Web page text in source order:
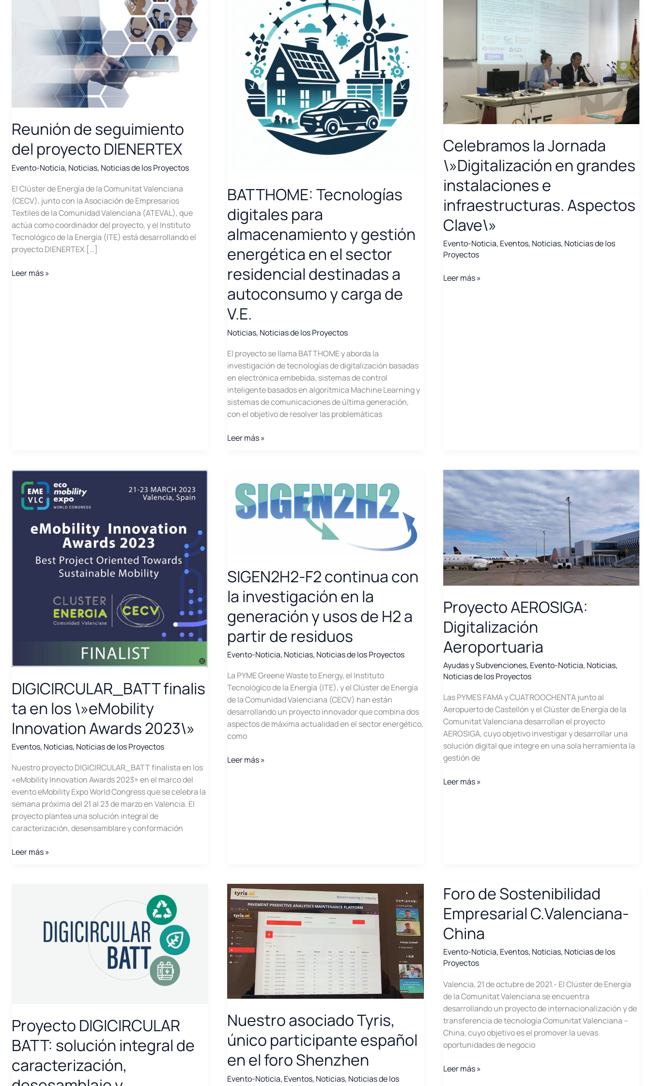
Reunión de seguimiento
del proyecto DIENERTEX
Evento-Noticia, Noticias, Noticias de los Proyectos
El Clúster de Energía de la Comunitat Valenciana
(CECV), junto con la Asociación de Empresarios
Textiles de la Comunidad Valenciana (ATEVAL), que
actúa como coordinador del proyecto, y el Instituto
Tecnológico de la Energía (ITE) está desarrollando el
proyecto DIENERTEX […]
Reunión
Leer más »
BATTHOME: Tecnologías
digitales para
almacenamiento y gestión
energética en el sector
residencial destinadas a
autoconsumo y carga de
V.E.
Noticias, Noticias de los Proyectos
El proyecto se llama BATTHOME y aborda la
investigación de tecnologías de digitalización basadas
en electrónica embebida, sistemas de control
inteligente basados en algorítmica Machine Learning y
sistemas de comunicaciones de última generación,
con el objetivo de resolver las problemáticas
BATTHOME:
almacenamiento
gestión
energética
residencial
destinadas
y
carga
de
V.E.
Leer más »
Celebramos la Jornada
\»Digitalización en grandes
instalaciones e
infraestructuras. Aspectos
Clave\»
Evento-Noticia, Eventos, Noticias, Noticias de los
Proyectos
Celebramos
Leer más »
DIGICIRCULAR_BATT finalis
ta en los \»eMobility
Innovation Awards 2023\»
Eventos, Noticias, Noticias de los Proyectos
Nuestro proyecto DIGICIRCULAR_BATT finalista en los
«eMobility Innovation Awards 2023» en el marco del
evento eMobility Expo World Congress que se celebra la
semana próxima del 21 al 23 de marzo en Valencia. El
proyecto plantea una solución integral de
caracterización, desensamblare y conformación
DIGICIRCULAR_BATT finalista
Leer más »
SIGEN2H2-F2 continua con
la investigación en la
generación y usos de H2 a
partir de residuos
Evento-Noticia, Noticias, Noticias de los Proyectos
La PYME Greene Waste to Energy, el Instituto
Tecnológico de la Energía (ITE), y el Clúster de Energía
de la Comunidad Valenciana (CECV) han están
desarrollando un proyecto innovador que combina dos
aspectos de máxima actualidad en el sector energético,
como
SIGEN2H2-
de
a
partir
de
residuos
Leer más »
Proyecto AEROSIGA:
Digitalización
Aeroportuaria
Ayudas y Subvenciones, Evento-Noticia, Noticias,
Noticias de los Proyectos
Las PYMES FAMA y CUATROOCHENTA junto al
Aeropuerto de Castellón y el Clúster de Energía de la
Comunitat Valenciana desarrollan el proyecto
AEROSIGA, cuyo objetivo investigar y desarrollar una
solución digital que integre en una sola herramienta la
gestión de
Proyecto
Leer más »
Proyecto DIGICIRCULAR
BATT: solución integral de
caracterización,
Nuestro asociado Tyris,
único participante español
en el foro Shenzhen
Evento-Noticia, Eventos, Noticias, Noticias de los
Foro de Sostenibilidad
Empresarial C.Valenciana-
China
Evento-Noticia, Eventos, Noticias, Noticias de los
Proyectos
Valencia, 21 de octubre de 2021.- El Clúster de Energía
de la Comunitat Valenciana se encuentra
desarrollando un proyecto de internacionalización y de
transferencia de tecnología Comunitat Valenciana –
China, cuyo objetivo es el promover la uevas
oportunidades de negocio
Foro
Leer más »